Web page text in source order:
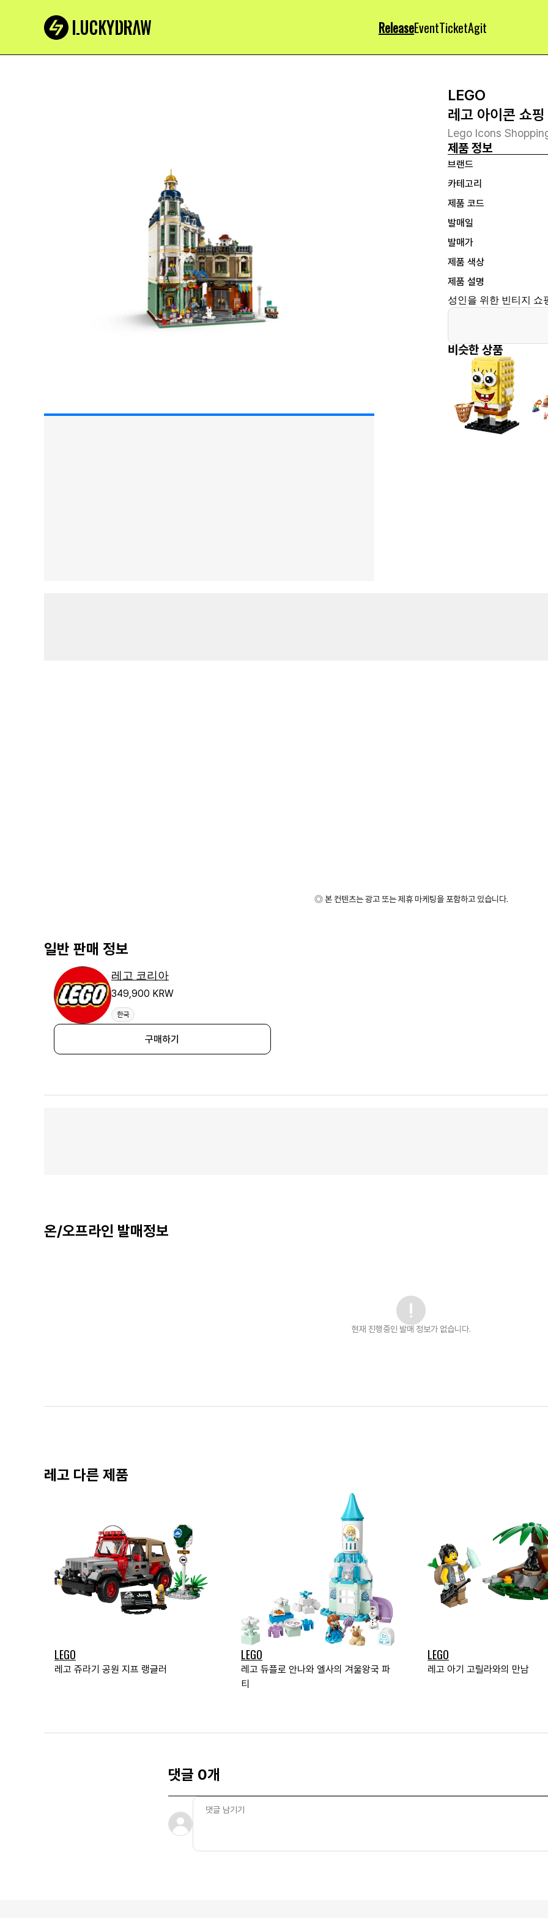
ReleaseEventTicketAgit
LEGO
레고 아이콘 쇼
Lego Icons
제품 정보
브랜드
카테고리
제품 코드
발매일
발매가
제품 색상
제품 설명
성인을 위한 빈티지
비슷한 상품
◎ 본 컨텐츠는 광고 또는 제휴 마케팅을 포함하고 있습니다.
일반 판매 정보
레고 코리아
349,900 KRW
한국
구매하기
온/오프라인 발매정보
현재 진행중인 발매 정보가 없습니다.
레고 다른 제품
LEGO
레고 쥬라기 공원 지프 랭글러
LEGO
레고 듀플로 안나와 엘사의 겨울왕국 파
티
LEGO
레고 아기 고릴라와의 만남
댓글 0개